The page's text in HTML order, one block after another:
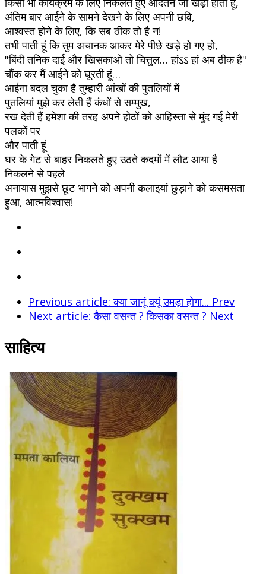
अंतिम बार आईने के सामने देखने के लिए अपनी छवि,
आश्वस्त होने के लिए, कि सब ठीक तो है न!
तभी पाती हूं कि तुम अचानक आकर मेरे पीछे खड़े हो गए हो,
"बिंदी तनिक दाई और खिसकाओ तो चित्तुल… हांऽऽ हां अब ठीक है"
चौंक कर मैं आईने को घूरती हूं…
आईना बदल चुका है तुम्हारी आंखों की पुतलियों में
पुतलियां मुझे कर लेती हैं कंधों से सम्मुख,
रख देती हैं हमेशा की तरह अपने होठों को आहिस्ता से मुंद गई मेरी
पलकों पर
और पाती हूं
घर के गेट से बाहर निकलते हुए उठते कदमों में लौट आया है
निकलने से पहले
अनायास मुझसे छूट भागने को अपनी कलाइयां छुड़ाने को कसमसता
हुआ, आत्मविश्वास!
Previous article: क्या जानूं क्यूं उमड़ा होगा... Prev
Next article: कैसा वसन्त ? किसका वसन्त ? Next
साहित्य